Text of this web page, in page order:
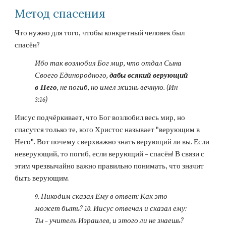
Метод спасения
Что нужно для того, чтобы конкретный человек был
спасён?
Ибо так возлюбил Бог мир, что отдал Сына
Своего Единородного, дабы всякий верующий
в Него, не погиб, но имел жизнь вечную. (Ин
3:16)
Иисус подчёркивает, что Бог возлюбил весь мир, но
спасутся только те, кого Христос называет "верующим в
Него". Вот почему сверхважно знать верующий ли вы. Если
неверующий, то погиб, если верующий – спасён! В связи с
этим чрезвычайно важно правильно понимать, что значит
быть верующим.
9. Никодим сказал Ему в ответ: Как это
может быть? 10. Иисус отвечал и сказал ему:
Ты – учитель Израилев, и этого ли не знаешь?